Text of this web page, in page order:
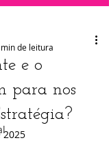
e o
para nos
de leitura
2025